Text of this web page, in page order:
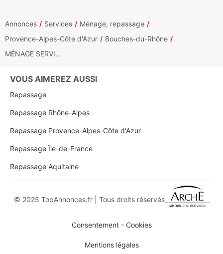
Annonces Services
Ménage, repassage
Provence-Alpes-Côte d'Azur
Bouches-du-Rhône
MÉNAGE SERVI...
VOUS AIMEREZ AUSSI
Repassage
Repassage Rhône-Alpes
Repassage Provence-Alpes-Côte d'Azur
Repassage Île-de-France
Repassage Aquitaine
© 2025 TopAnnonces.fr | Tous droits réservés
Consentement - Cookies
Mentions légales